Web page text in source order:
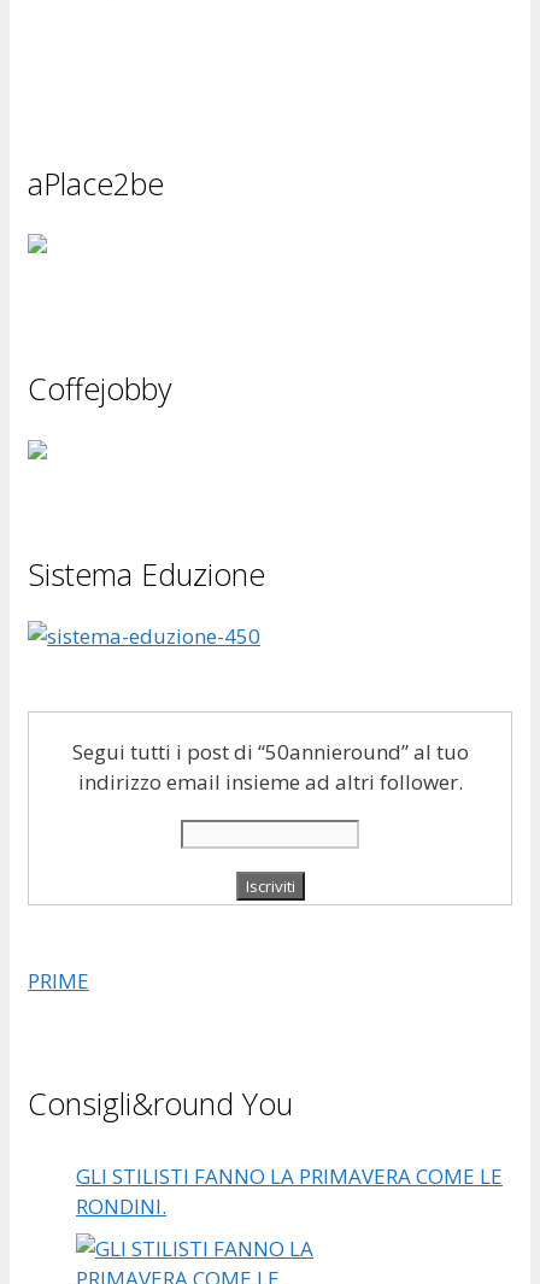
aPlace2be
Coffejobby
Sistema Eduzione
Segui tutti i post di “50annieround” al tuo
indirizzo email insieme ad altri follower.
PRIME
Consigli&round You
GLI STILISTI FANNO LA PRIMAVERA COME LE
RONDINI.